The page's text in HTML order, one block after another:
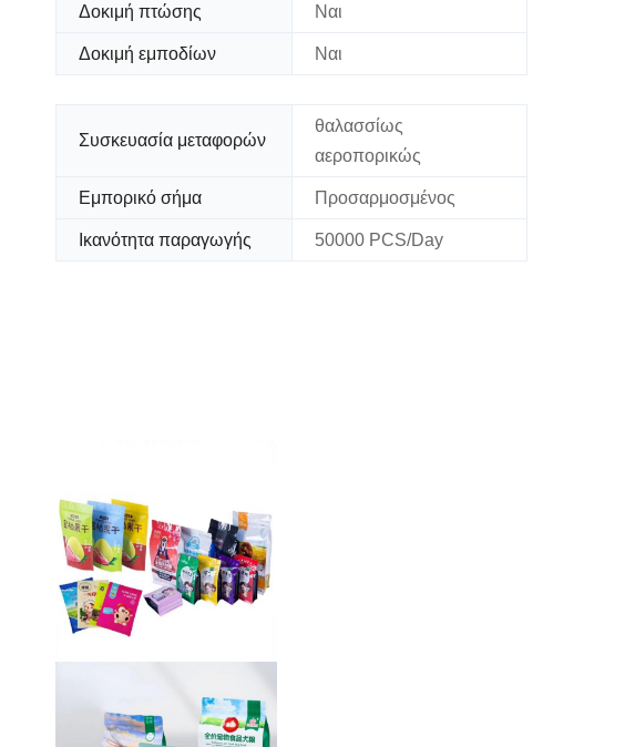
Δοκιμή πτώσης Ναι
Δοκιμή εμποδίων Ναι
Συσκευασία μεταφορών
θαλασσίως
αεροπορικώς
Εμπορικό σήμα Προσαρμοσμένος
Ικανότητα παραγωγής 50000 PCS/Day